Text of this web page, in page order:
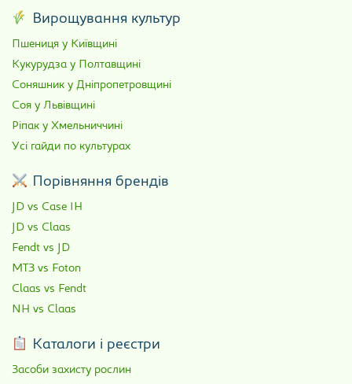
Вирощування культур
Пшениця у Київщині
Кукурудза у Полтавщині
Соняшник у Дніпропетровщині
Соя у Львівщині
Ріпак у Хмельниччині
Усі гайди по культурах
Порівняння брендів
JD vs Case IH
JD vs Claas
Fendt vs JD
МТЗ vs Foton
Claas vs Fendt
NH vs Claas
Каталоги і реєстри
Засоби захисту рослин